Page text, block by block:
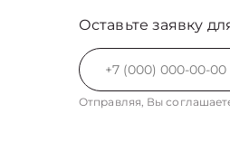
Оставьте заявку
Отправляя, Вы